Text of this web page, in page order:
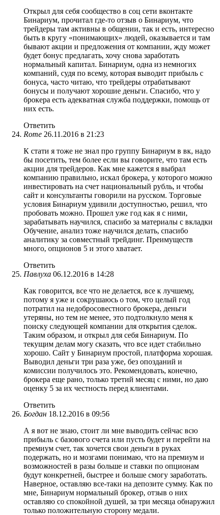
Открыл для себя сообщество в соц сети вконтакте
Бинариум, прочитал где-то отзыв о Бинариум, что
трейдеры там активны в общении, так и есть, интересно
быть в кругу «понимающих» людей, оказывается и там
бывают акции и предложения от компании, жду может
будет бонус предлагать, хочу снова заработать
нормальный капитал. Бинариум, одна из немногих
компаний, судя по всему, которая выводит прибыль с
бонуса, часто читаю, что трейдеры отрабатывают
бонусы и получают хорошие деньги. Спасибо, что у
брокера есть адекватная служба поддержки, помощь от
них есть.
Ответить
Rome 26.11.2016 в 21:23
К стати я тоже не знал про группу Бинариум в вк, надо
бы посетить, тем более если вы говорите, что там есть
акции для трейдеров. Как мне кажется я выбрал
компанию правильно, искал брокера, у которого можно
инвестировать на счет национальный рубль, и чтобы
сайт и консультанты говорили на русском. Торговые
условия Бинариум удивили доступностью, решил, что
пробовать можно. Прошел уже год как я с ними,
зарабатывать научился, спасибо за материалы с вкладки
Обучение, анализ тоже научился делать, спасибо
аналитику за совместный трейдинг. Преимуществ
много, опционов 5 и этого хватает.
Ответить
Павлуха 06.12.2016 в 14:28
Как говорится, все что не делается, все к лучшему,
потому я уже и сокрушаюсь о том, что целый год
потратил на недобросовестного брокера, деньги
утеряны, но тем не менее, это подтолкнуло меня к
поиску следующей компании для открытия сделок.
Таким образом, и открыл для себя Бинариум. По
текущим делам могу сказать, что все идет стабильно
хорошо. Сайт у Бинариум простой, платформа хорошая.
Выводил деньги три раза уже, без опозданий и
комиссии получилось это. Рекомендовать, конечно,
брокера еще рано, только третий месяц с ними, но даю
оценку 5 за их честность перед клиентами.
Ответить
Богдан 18.12.2016 в 09:56
А я вот не знаю, стоит ли мне выводить сейчас всю
прибыль с базового счета или пусть будет и перейти на
премиум счет, так хочется свои деньги в руках
подержать, но и мозгами понимаю, что на премиум и
возможностей в разы больше и ставки по опционам
будут конкретней, быстрее и больше смогу заработать.
Наверное, оставляю все-таки на депозите сумму. Как по
мне, Бинариум нормальный брокер, отзыв о них
оставляю со спокойной душей, за три месяца обнаружил
только положительную сторону медали.